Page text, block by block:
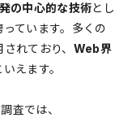
の中心的な技術とし
ています。多くの
れており、 Web界
えます。
査では、